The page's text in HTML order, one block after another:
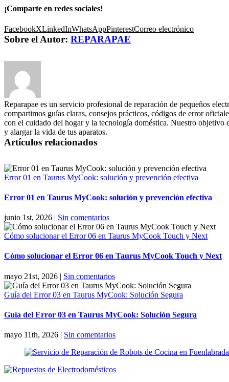
¡Comparte en redes sociales!
FacebookXLinkedInWhatsAppPinterestCorreo electrónico
Sobre el Autor: REPARAPAE
Reparapae es un servicio profesional de reparación de pequeños
compartimos guías claras, consejos prácticos, códigos de error
con el cuidado del hogar y la tecnología doméstica. Nuestro objetivo
y alargar la vida de tus aparatos.
Artículos relacionados
Error 01 en Taurus MyCook: solución y prevención efectiva
Error 01 en Taurus MyCook: solución y prevención efectiva
junio 1st, 2026 | Sin comentarios
Cómo solucionar el Error 06 en Taurus MyCook Touch y Next
Cómo solucionar el Error 06 en Taurus MyCook Touch y Next
mayo 21st, 2026 | Sin comentarios
Guía del Error 03 en Taurus MyCook: Solución Segura
Guía del Error 03 en Taurus MyCook: Solución Segura
mayo 11th, 2026 | Sin comentarios